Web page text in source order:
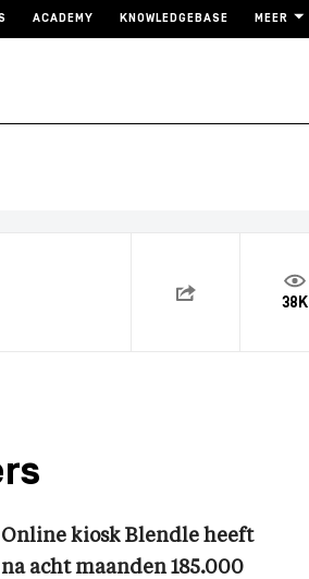
ACADEMY KNOWLEDGEBASE MEER
38K
Online kiosk Blendle heeft
na acht maanden 185.000